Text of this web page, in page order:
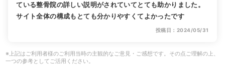
ている整骨院の詳しい説明がされていてとても助かりました。
サイト全体の構成もとても分かりやすくてよかったです
投稿日：2024/05/31
※上記はご利用者様のご利用当時の主観的なご意見・ご感想です。その点ご理解の上、
一つの参考としてご活用ください。